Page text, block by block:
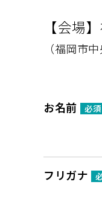
【会場
（福岡市
お名前 必須
フリガナ